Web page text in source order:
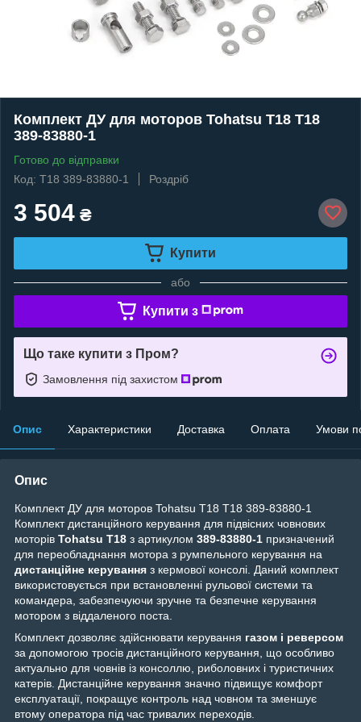
Комплект ДУ для моторов Tohatsu T18 T18
389-83880-1
Готово до відправки
Код: T18 389-83880-1
Роздріб
3 504 ₴
Купити
або
Купити з
Що таке купити з Пром?
Замовлення під захистом
Опис Характеристики Доставка Оплата Умови
Опис
Комплект ДУ для моторов Tohatsu T18 T18 389-83880-1
Комплект дистанційного керування для підвісних човнових
моторів Tohatsu T18 з артикулом 389‑83880‑1 призначений
для переобладнання мотора з румпельного керування на
дистанційне керування з кермової консолі. Даний комплект
використовується при встановленні рульової системи та
командера, забезпечуючи зручне та безпечне керування
мотором з віддаленого поста.
Комплект дозволяє здійснювати керування газом і реверсом
за допомогою тросів дистанційного керування, що особливо
актуально для човнів із консоллю, риболовних і туристичних
катерів. Дистанційне керування значно підвищує комфорт
експлуатації, покращує контроль над човном та зменшує
втому оператора під час тривалих переходів.